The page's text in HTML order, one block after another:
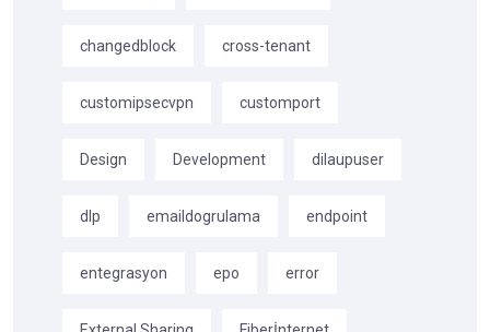
changedblock cross-tenant
customipsecvpn customport
Design Development dilaupuser
dlp emaildogrulama endpoint
entegrasyon epo error